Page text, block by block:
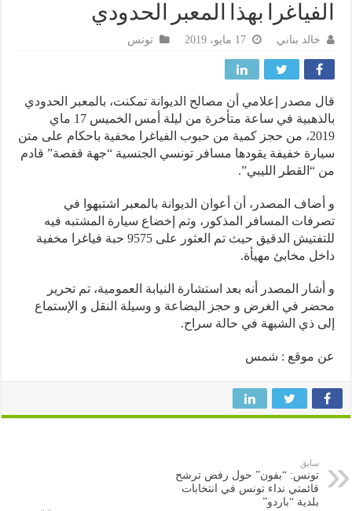
بهذا المعبر الحدودي
خالد بناني تونس
مصدر إعلامي أن مصالح الديوانة تمكنت، بالمعبر الحدودي
بالذهبية في ساعة متأخرة من ليلة أمس الخميس 17 ماي
2019، من حجز كمية من حبوب الفياغرا مخفية باحكام على متن
خفيفة يقودها مسافر تونسي الجنسية “جهة قفصة” قادم
“القطر الليبي”.
المصدر، أن أعوان الديوانة بالمعبر اشتبهوا في
المسافر المذكور، وتم إخضاع سيارة المشتبه فيه
للتفتيش الدقيق حيث تم العثور على 9575 حبة فياغرا مخفية
مخابئ مهيأة.
المصدر أنه بعد استشارة النيابة العمومية، تم تحرير
في الغرض و حجز البضاعة و وسيلة النقل و الإستماع
ذي الشبهة في حالة سراح.
موقع : شمس
تونس: “بفون” حول رفض ترشح
قائمتي نداء تونس في انتخابات
بلدية “باردو”